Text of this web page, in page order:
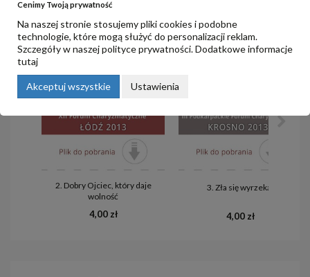
2. Dobry Ojciec, który daje
wolność
4,00 zł
3. Zła się wyrzekaj
4,00 zł
Cenimy Twoją prywatność
Na naszej stronie stosujemy pliki cookies i podobne
technologie, które mogą służyć do personalizacji reklam.
Szczegóły w naszejpolityce prywatności. Dodatkowe informacje
tutaj
Akceptuj wszystkie Ustawienia